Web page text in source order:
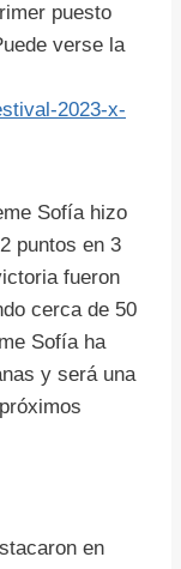
puesto
verse la
2023-x-
Sofía hizo
puntos en 3
fueron
cerca de 50
Sofía ha
y será una
en